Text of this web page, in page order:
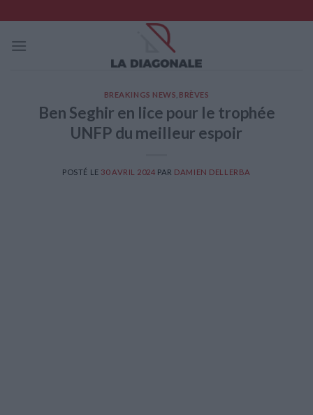
to
content
BREAKINGS NEWS BRÈVES
Ben Seghir en lice pour le trophée
UNFP du meilleur espoir
POSTÉ LE 30 AVRIL 2024 PAR DAMIEN DELLERBA